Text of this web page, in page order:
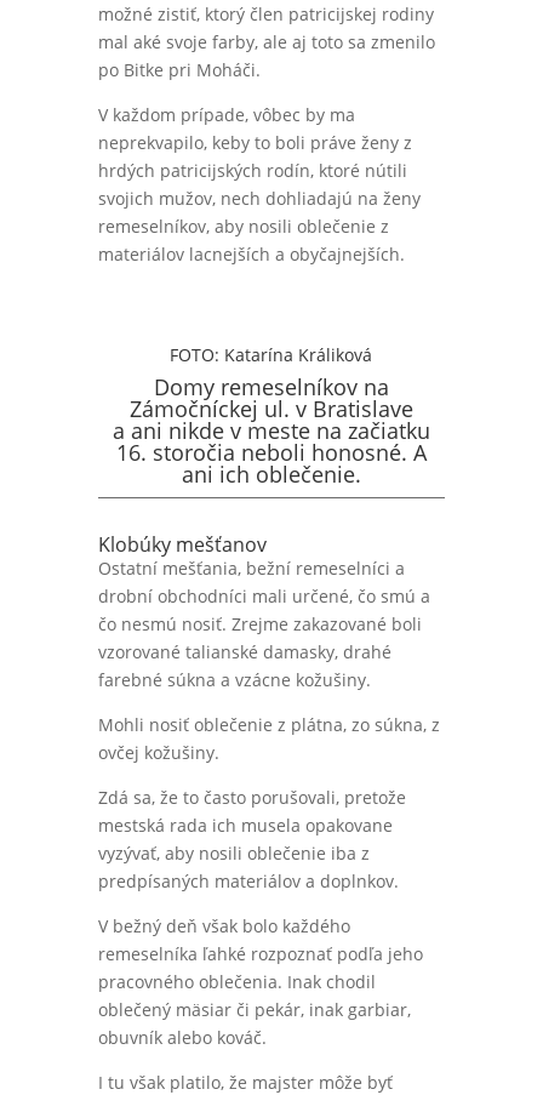
možné zistiť, ktorý člen patricijskej rodiny
mal aké svoje farby, ale aj toto sa zmenilo
po Bitke pri Moháči.
V každom prípade, vôbec by ma
neprekvapilo, keby to boli práve ženy z
hrdých patricijských rodín, ktoré nútili
svojich mužov, nech dohliadajú na ženy
remeselníkov, aby nosili oblečenie z
materiálov lacnejších a obyčajnejších.
FOTO: Katarína Králiková
Domy remeselníkov na
Zámočníckej ul. v Bratislave
a ani nikde v meste na začiatku
16. storočia neboli honosné. A
ani ich oblečenie.
Klobúky mešťanov
Ostatní mešťania, bežní remeselníci a
drobní obchodníci mali určené, čo smú a
čo nesmú nosiť. Zrejme zakazované boli
vzorované talianské damasky, drahé
farebné súkna a vzácne kožušiny.
Mohli nosiť oblečenie z plátna, zo súkna, z
ovčej kožušiny.
Zdá sa, že to často porušovali, pretože
mestská rada ich musela opakovane
vyzývať, aby nosili oblečenie iba z
predpísaných materiálov a doplnkov.
V bežný deň však bolo každého
remeselníka ľahké rozpoznať podľa jeho
pracovného oblečenia. Inak chodil
oblečený mäsiar či pekár, inak garbiar,
obuvník alebo kováč.
I tu však platilo, že majster môže byť